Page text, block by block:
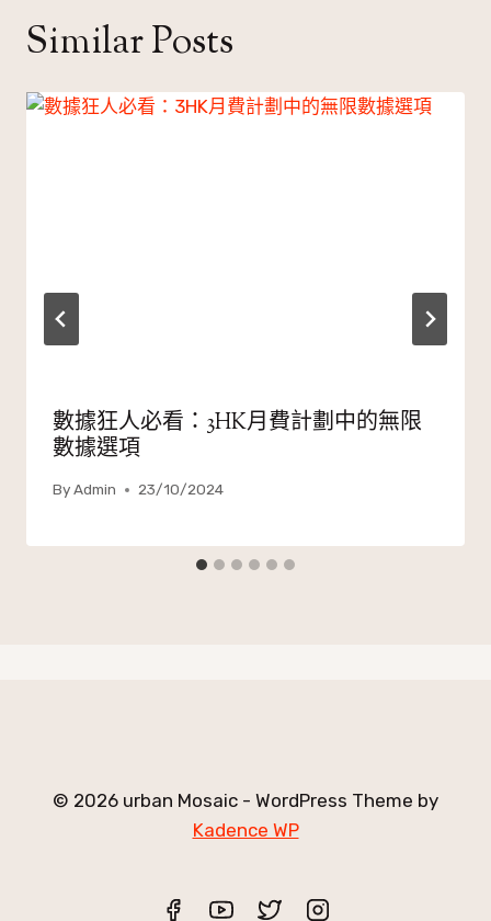
Similar Posts
數據狂人必看：3HK月費計劃中的無限
數據選項
ByAdmin 23/10/2024
© 2026 urban Mosaic - WordPress Theme by
Kadence WP